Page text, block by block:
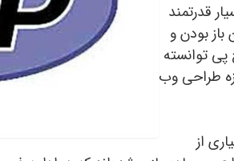
قدرتمند
وب، متن‌ باز بودن و
پی توانسته
طراحی وب
از